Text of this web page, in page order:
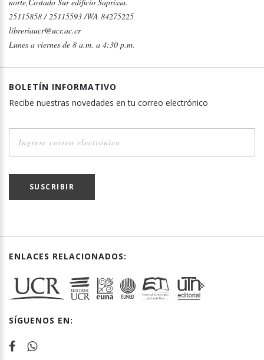
25115858 / 25115593 /WA 84275225
libreriaucr@ucr.ac.cr
Lunes a viernes de 8 a.m. a 4:30 p.m.
BOLETÍN INFORMATIVO
Recibe nuestras novedades en tu correo electrónico
SUSCRIBIR
ENLACES RELACIONADOS:
SÍGUENOS EN: